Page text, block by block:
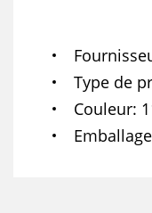
Type de
Couleur
Emballage